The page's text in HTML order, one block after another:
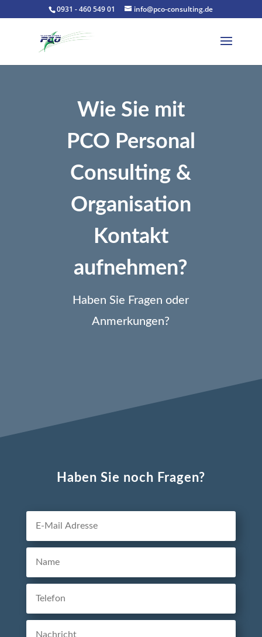
0931 - 460 549 01 info@pco-consulting.de
Wie Sie mit
PCO Personal
Consulting &
Organisation
Kontakt
aufnehmen?
Haben Sie Fragen oder
Anmerkungen?
Haben Sie noch Fragen?